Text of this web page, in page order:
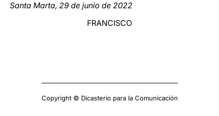
Santa Marta, 29 de junio de 2022
FRANCISCO
Copyright © Dicasterio para la Comunicación